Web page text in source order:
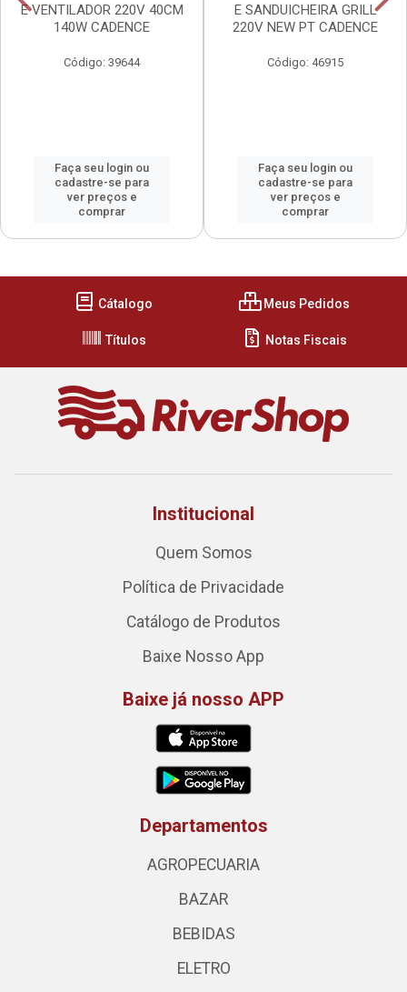
E VENTILADOR 220V 40CM
140W CADENCE
Código: 39644
Faça seu login ou
cadastre-se para
ver preços e
comprar
E SANDUICHEIRA GRILL
220V NEW PT CADENCE
Código: 46915
Faça seu login ou
cadastre-se para
ver preços e
comprar
Cátalogo Meus Pedidos
Títulos Notas Fiscais
Institucional
Quem Somos
Política de Privacidade
Catálogo de Produtos
Baixe Nosso App
Baixe já nosso APP
Departamentos
AGROPECUARIA
BAZAR
BEBIDAS
ELETRO